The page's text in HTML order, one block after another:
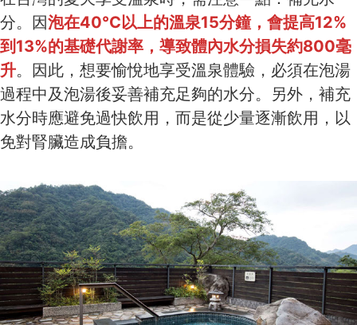
分。因泡在40°C以上的溫泉15分鐘，會提高12%
到13%的基礎代謝率，導致體內水分損失約800毫
升。因此，想要愉悅地享受溫泉體驗，必須在泡湯
過程中及泡湯後妥善補充足夠的水分。另外，補充
水分時應避免過快飲用，而是從少量逐漸飲用，以
免對腎臟造成負擔。